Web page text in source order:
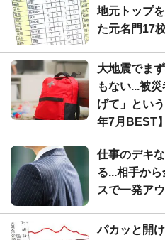
地元トップ
た元名門17
大地震でま
もない...被
げて」とい
年7月BEST】
仕事のデキ
る...相手か
スで一発ア
パカッと開